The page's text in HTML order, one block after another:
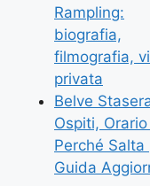
Rampling:
biografia,
filmografia,
privata
Belve
Ospiti, Orario
Perché Salta |
Guida